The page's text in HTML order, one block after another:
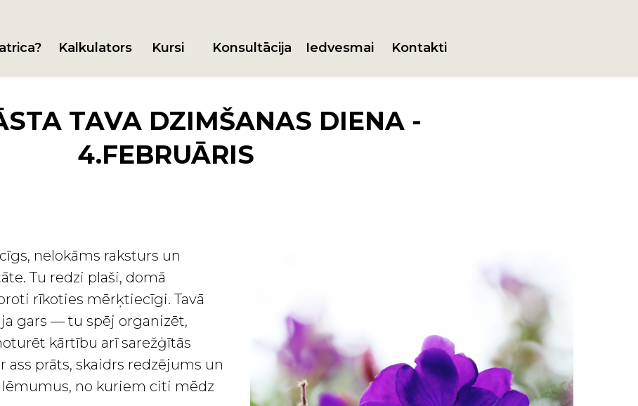
Kalkulators Konsultācija Iedvesmai Kontakti
Kursi
TAVA DZIMŠANAS DIENA -
4.FEBRUĀRIS
nelokāms raksturs un
Tu redzi plaši, domā
rīkoties mērķtiecīgi. Tavā
gars — tu spēj organizēt,
kārtību arī sarežģītās
ass prāts, skaidrs redzējums un
no kuriem citi mēdz